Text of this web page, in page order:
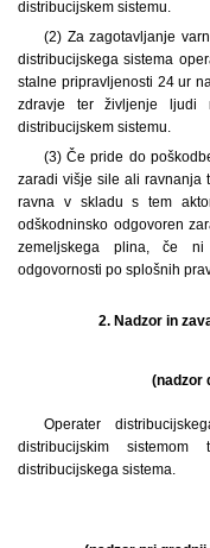
distribucijskem sistemu.
(2) Za zagotavljanje
distribucijskega sistema
stalne pripravljenosti 24 ur
zdravje ter življenje ljudi
distribucijskem sistemu.
(3) Če pride do
zaradi višje sile ali ravnanja
ravna v skladu s tem
odškodninsko odgovoren
zemeljskega plina, če ni
odgovornosti po splošnih
2. Nadzor in
(nadzor
Operater
distribucijskim
distribucijskega sistema.